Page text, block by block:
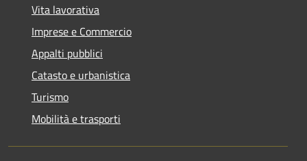
Vita lavorativa
Imprese e Commercio
Appalti pubblici
Catasto e urbanistica
Turismo
Mobilità e trasporti